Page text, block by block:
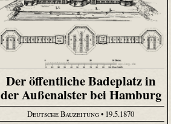
Der öffentliche Badeplatz in
der Außenalster bei Hamburg
Deutsche Bauzeitung• 19.5.1870